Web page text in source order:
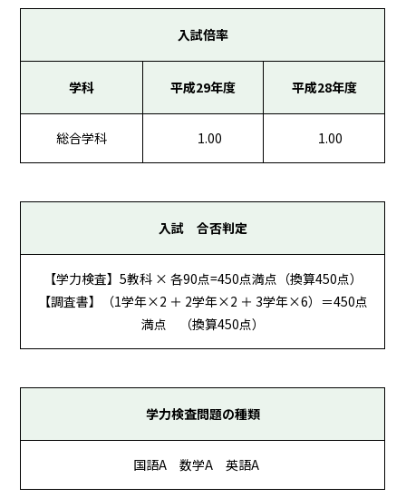
入試倍率
学科 平成29年度 平成28年度
総合学科 1.00 1.00
入試 合否判定
【学力検査】5教科 × 各90点=450点満点（換算450点）
【調査書】（1学年×2 ＋ 2学年×2 ＋ 3学年×6）＝450点
満点 （換算450点）
学力検査問題の種類
国語A 数学A 英語A